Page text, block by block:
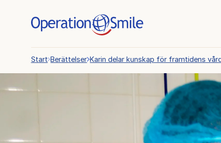
Start Berättelser Karin delar kunskap för framtidens